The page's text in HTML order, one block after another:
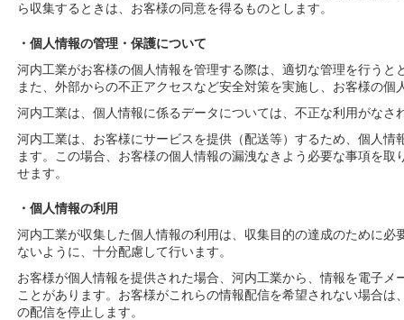
ら収集するときは、お客様の同意を得るものとします。
・個人情報の管理・保護について
河内工業がお客様の個人情報を管理する際は、適切な管理を行うと
また、外部からの不正アクセスなど安全対策を実施し、お客様の個
河内工業は、個人情報に係るデータについては、不正な利用がなさ
河内工業は、お客様にサービスを提供（配送等）するため、個人情
ます。この場合、お客様の個人情報の漏洩なきよう必要な事項を
せます。
・個人情報の利用
河内工業が収集した個人情報の利用は、収集目的の達成のために必
ないように、十分配慮して行います。
お客様が個人情報を提供された場合、河内工業から、情報を電子メ
ことがあります。お客様がこれらの情報配信を希望されない場合
の配信を停止します。